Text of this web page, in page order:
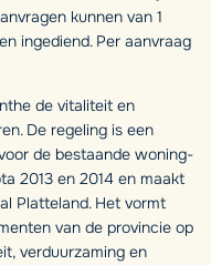
kunnen van 1
ingediend. Per aanvraag
de vitaliteit en
De regeling is een
de bestaande woning-
2013 en 2014 en maakt
Platteland. Het vormt
van de provincie op
verduurzaming en